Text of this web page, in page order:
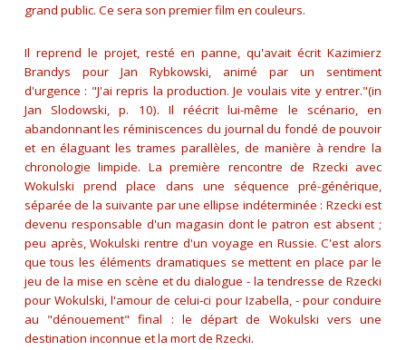
grand public. Ce sera son premier film en couleurs.
Il reprend le projet, resté en panne, qu'avait écrit Kazimierz
Brandys pour Jan Rybkowski, animé par un sentiment
d'urgence : "J'ai repris la production. Je voulais vite y entrer."(in
Jan Slodowski, p. 10). Il réécrit lui-même le scénario, en
abandonnant les réminiscences du journal du fondé de pouvoir
et en élaguant les trames parallèles, de manière à rendre la
chronologie limpide. La première rencontre de Rzecki avec
Wokulski prend place dans une séquence pré-générique,
séparée de la suivante par une ellipse indéterminée : Rzecki est
devenu responsable d'un magasin dont le patron est absent ;
peu après, Wokulski rentre d'un voyage en Russie. C'est alors
que tous les éléments dramatiques se mettent en place par le
jeu de la mise en scène et du dialogue - la tendresse de Rzecki
pour Wokulski, l'amour de celui-ci pour Izabella, - pour conduire
au "dénouement" final : le départ de Wokulski vers une
destination inconnue et la mort de Rzecki.